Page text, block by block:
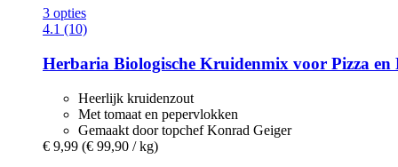
3 opties
4.1 (10)
Herbaria Biologische Kruidenmix voor Pizza en
Heerlijk kruidenzout
Met tomaat en pepervlokken
Gemaakt door topchef Konrad Geiger
€ 9,99 (€ 99,90 / kg)